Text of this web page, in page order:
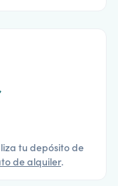
tu depósito de
de alquiler.